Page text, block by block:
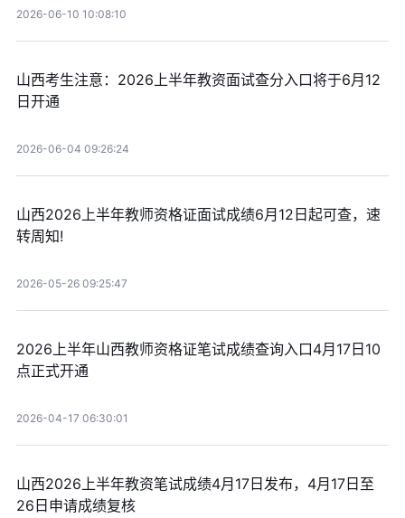
2026-06-10 10:08:10
山西考生注意：2026上半年教资面试查分入口将于6月12
日开通
2026-06-04 09:26:24
山西2026上半年教师资格证面试成绩6月12日起可查，速
转周知!
2026-05-26 09:25:47
2026上半年山西教师资格证笔试成绩查询入口4月17日10
点正式开通
2026-04-17 06:30:01
山西2026上半年教资笔试成绩4月17日发布，4月17日至
26日申请成绩复核